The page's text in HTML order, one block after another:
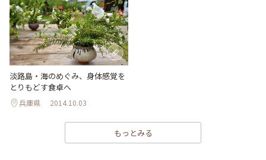
淡路島・海のめぐみ、身体感覚を
とりもどす食卓へ
兵庫県 2014.10.03
もっとみる